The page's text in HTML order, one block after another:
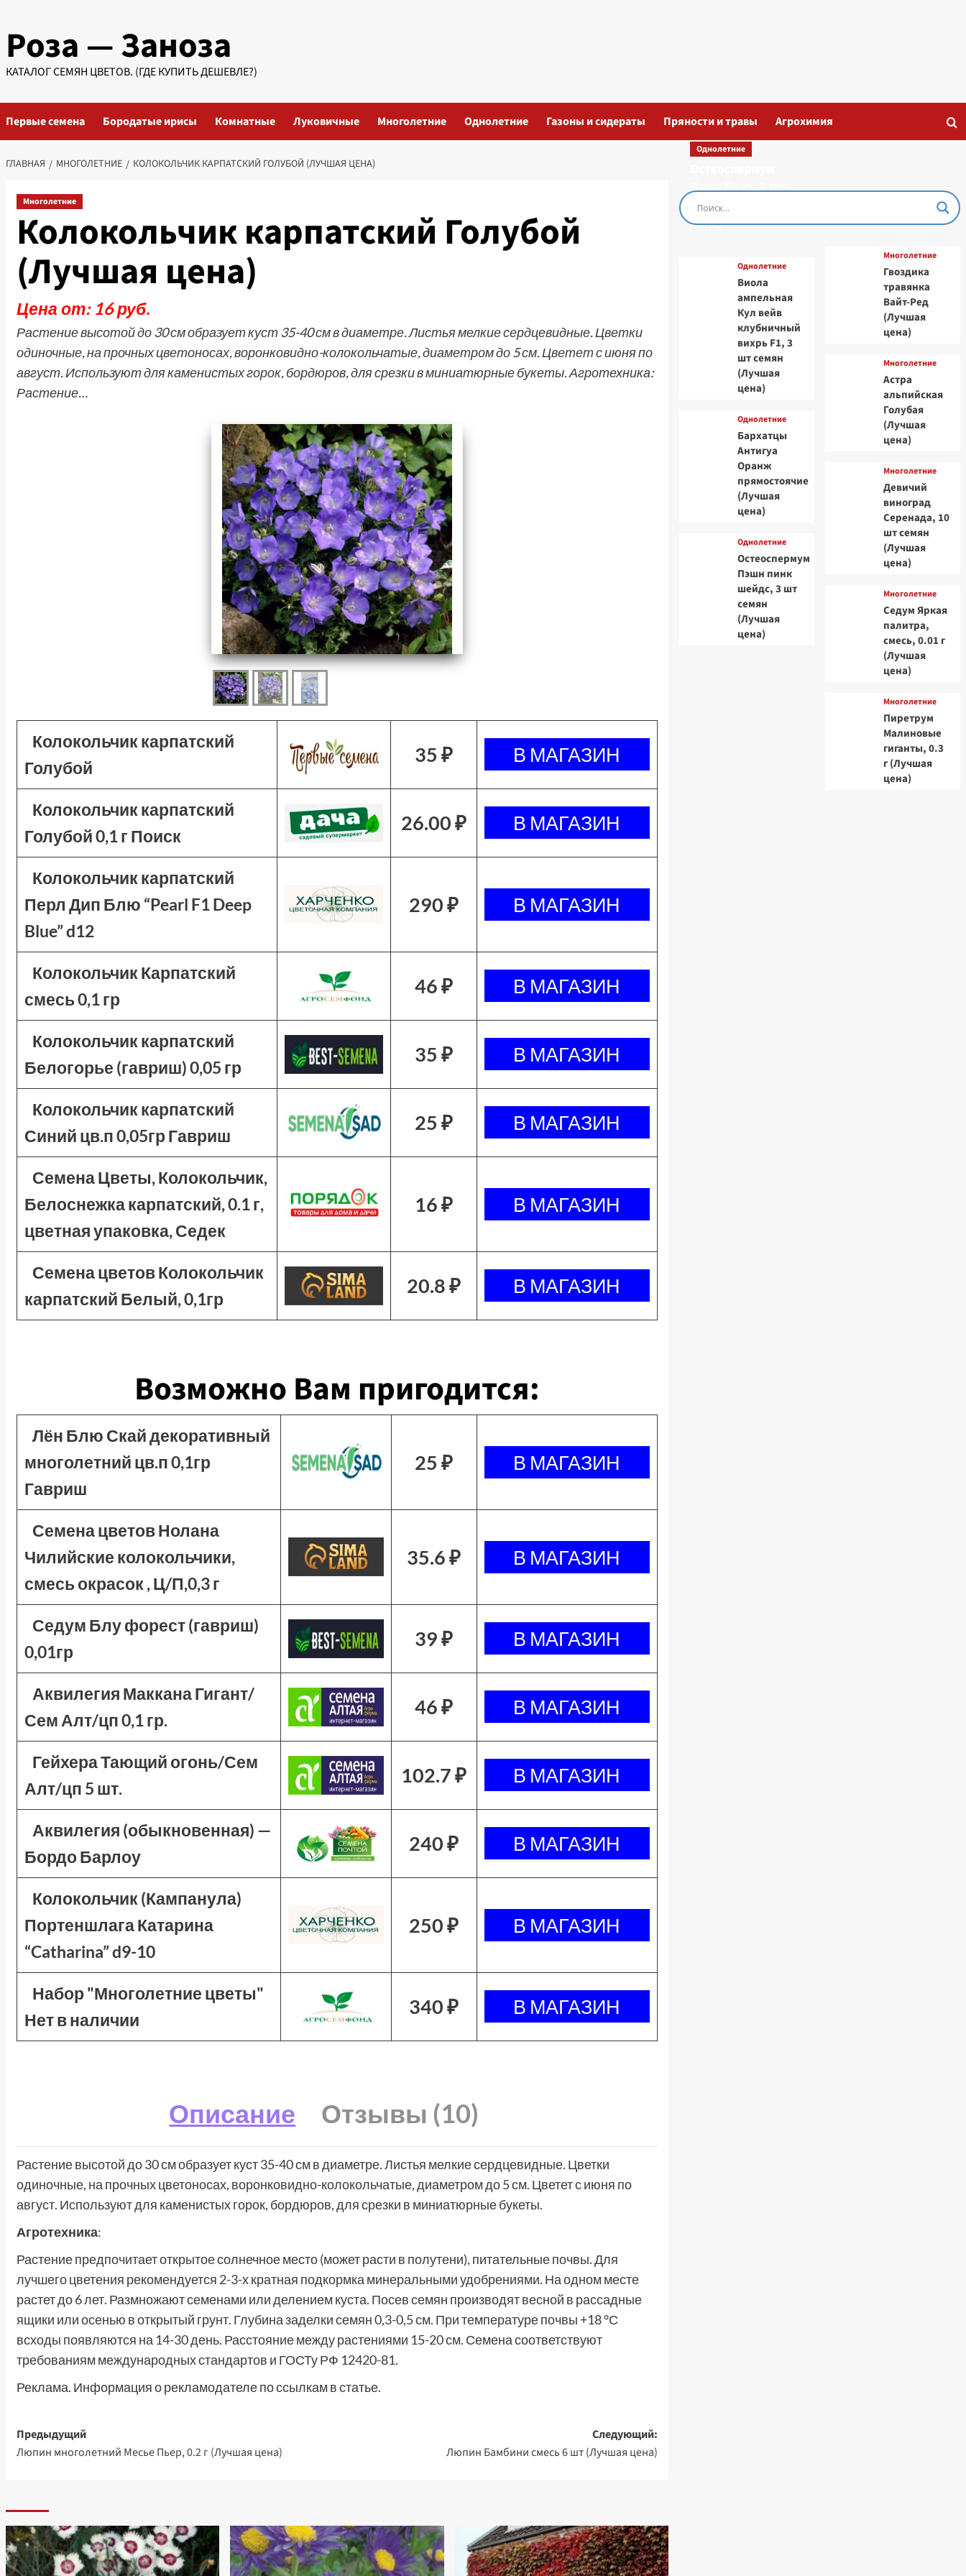
содержимому
Роза — Заноза
КАТАЛОГ СЕМЯН ЦВЕТОВ. (ГДЕ КУПИТЬ ДЕШЕВЛЕ?)
Первые семена Бородатые ирисы Комнатные Луковичные Многолетние Однолетние Газоны и сидераты Пряности и травы Агрохимия
ГЛАВНАЯ МНОГОЛЕТНИЕ КОЛОКОЛЬЧИК КАРПАТСКИЙ ГОЛУБОЙ (ЛУЧШАЯ ЦЕНА)
Многолетние
Колокольчик карпатский Голубой
(Лучшая цена)
Цена от: 16 руб.
Растение высотой до 30 см образует куст 35-40 см в диаметре. Листья мелкие сердцевидные. Цветки
одиночные, на прочных цветоносах, воронковидно-колокольчатые, диаметром до 5 см. Цветет с июня по
август. Используют для каменистых горок, бордюров, для срезки в миниатюрные букеты. Агротехника:
Растение…
Колокольчик карпатский
Голубой
35 ₽
Колокольчик карпатский
Голубой 0,1 г Поиск
26.00 ₽
Колокольчик карпатский
Перл Дип Блю “Pearl F1 Deep
Blue” d12
290 ₽
Колокольчик Карпатский
смесь 0,1 гр
46 ₽
Колокольчик карпатский
Белогорье (гавриш) 0,05 гр
35 ₽
Колокольчик карпатский
Синий цв.п 0,05гр Гавриш
25 ₽
Семена Цветы, Колокольчик,
Белоснежка карпатский, 0.1 г,
цветная упаковка, Седек
16 ₽
Семена цветов Колокольчик
карпатский Белый, 0,1гр
20.8 ₽
Возможно Вам пригодится:
Лён Блю Скай декоративный
многолетний цв.п 0,1гр
Гавриш
25 ₽
Семена цветов Нолана
Чилийские колокольчики,
смесь окрасок , Ц/П,0,3 г
35.6 ₽
Седум Блу форест (гавриш)
0,01гр
39 ₽
Аквилегия Маккана Гигант/
Сем Алт/цп 0,1 гр.
46 ₽
Гейхера Тающий огонь/Сем
Алт/цп 5 шт.
102.7 ₽
Аквилегия (обыкновенная) —
Бордо Барлоу
240 ₽
Колокольчик (Кампанула)
Портеншлага Катарина
“Catharina” d9-10
250 ₽
Набор "Многолетние цветы"
Нет в наличии
340 ₽
Описание Отзывы (10)
Растение высотой до 30 см образует куст 35-40 см в диаметре. Листья мелкие сердцевидные. Цветки
одиночные, на прочных цветоносах, воронковидно-колокольчатые, диаметром до 5 см. Цветет с июня по
август. Используют для каменистых горок, бордюров, для срезки в миниатюрные букеты.
Агротехника:
Растение предпочитает открытое солнечное место (может расти в полутени), питательные почвы. Для
лучшего цветения рекомендуется 2-3-х кратная подкормка минеральными удобрениями. На одном месте
растет до 6 лет. Размножают семенами или делением куста. Посев семян производят весной в рассадные
ящики или осенью в открытый грунт. Глубина заделки семян 0,3-0,5 см. При температуре почвы +18 °С
всходы появляются на 14-30 день. Расстояние между растениями 15-20 см. Семена соответствуют
требованиям международных стандартов и ГОСТу РФ 12420-81.
Реклама. Информация о рекламодателе по ссылкам в статье.
Навигация
записи
Предыдущий
Люпин многолетний Месье Пьер, 0.2 г (Лучшая цена)
Следующий:
Люпин Бамбини смесь 6 шт (Лучшая цена)
Однолетние
Пэшн Роуз, 3 шт
семян (Лучшая
цена)
Однолетние
Виола
ампельная
Кул вейв
клубничный
вихрь F1, 3
шт семян
(Лучшая
цена)
Однолетние
Бархатцы
Антигуа
Оранж
прямостоячие
(Лучшая
цена)
Однолетние
Остеоспермум
Пэшн пинк
шейдс, 3 шт
семян
(Лучшая
цена)
Многолетние
Гвоздика
травянка
Вайт-Ред
(Лучшая
цена)
Многолетние
Астра
альпийская
Голубая
(Лучшая
цена)
Многолетние
Девичий
виноград
Серенада, 10
шт семян
(Лучшая
цена)
Многолетние
Седум Яркая
палитра,
смесь, 0.01 г
(Лучшая
цена)
Многолетние
Пиретрум
Малиновые
гиганты, 0.3
г (Лучшая
цена)